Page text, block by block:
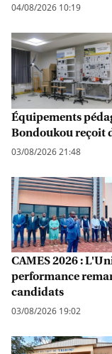
04/08/2026 10:19
Équipements
Bondoukou reçoit
03/08/2026 21:48
CAMES 2026 :
performance
candidats
03/08/2026 19:02